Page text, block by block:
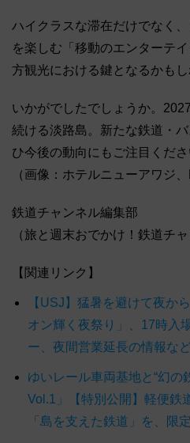
ハイクラスな滞在だけでなく
を楽しむ「移動のエンターテ
方観光における鍵となるかもし
いかがでしたでしょうか。
続ける淡路島。新たな鉄道・
ひ今後の動向にもご注目くださ
（画像：ホテルニューアワジ、
鉄道チャンネル編集部
（旅と週末おでかけ！鉄道チャ
【関連リンク】
【USJ】猛暑を避けて夜か
オン輝く夜祭り」、17時入
ー、夜間営業延長の情報な
ゆいレール車両基地と“幻の
Vol.1」【特別公開】軽便鉄
「島を支えた鉄道」を、限